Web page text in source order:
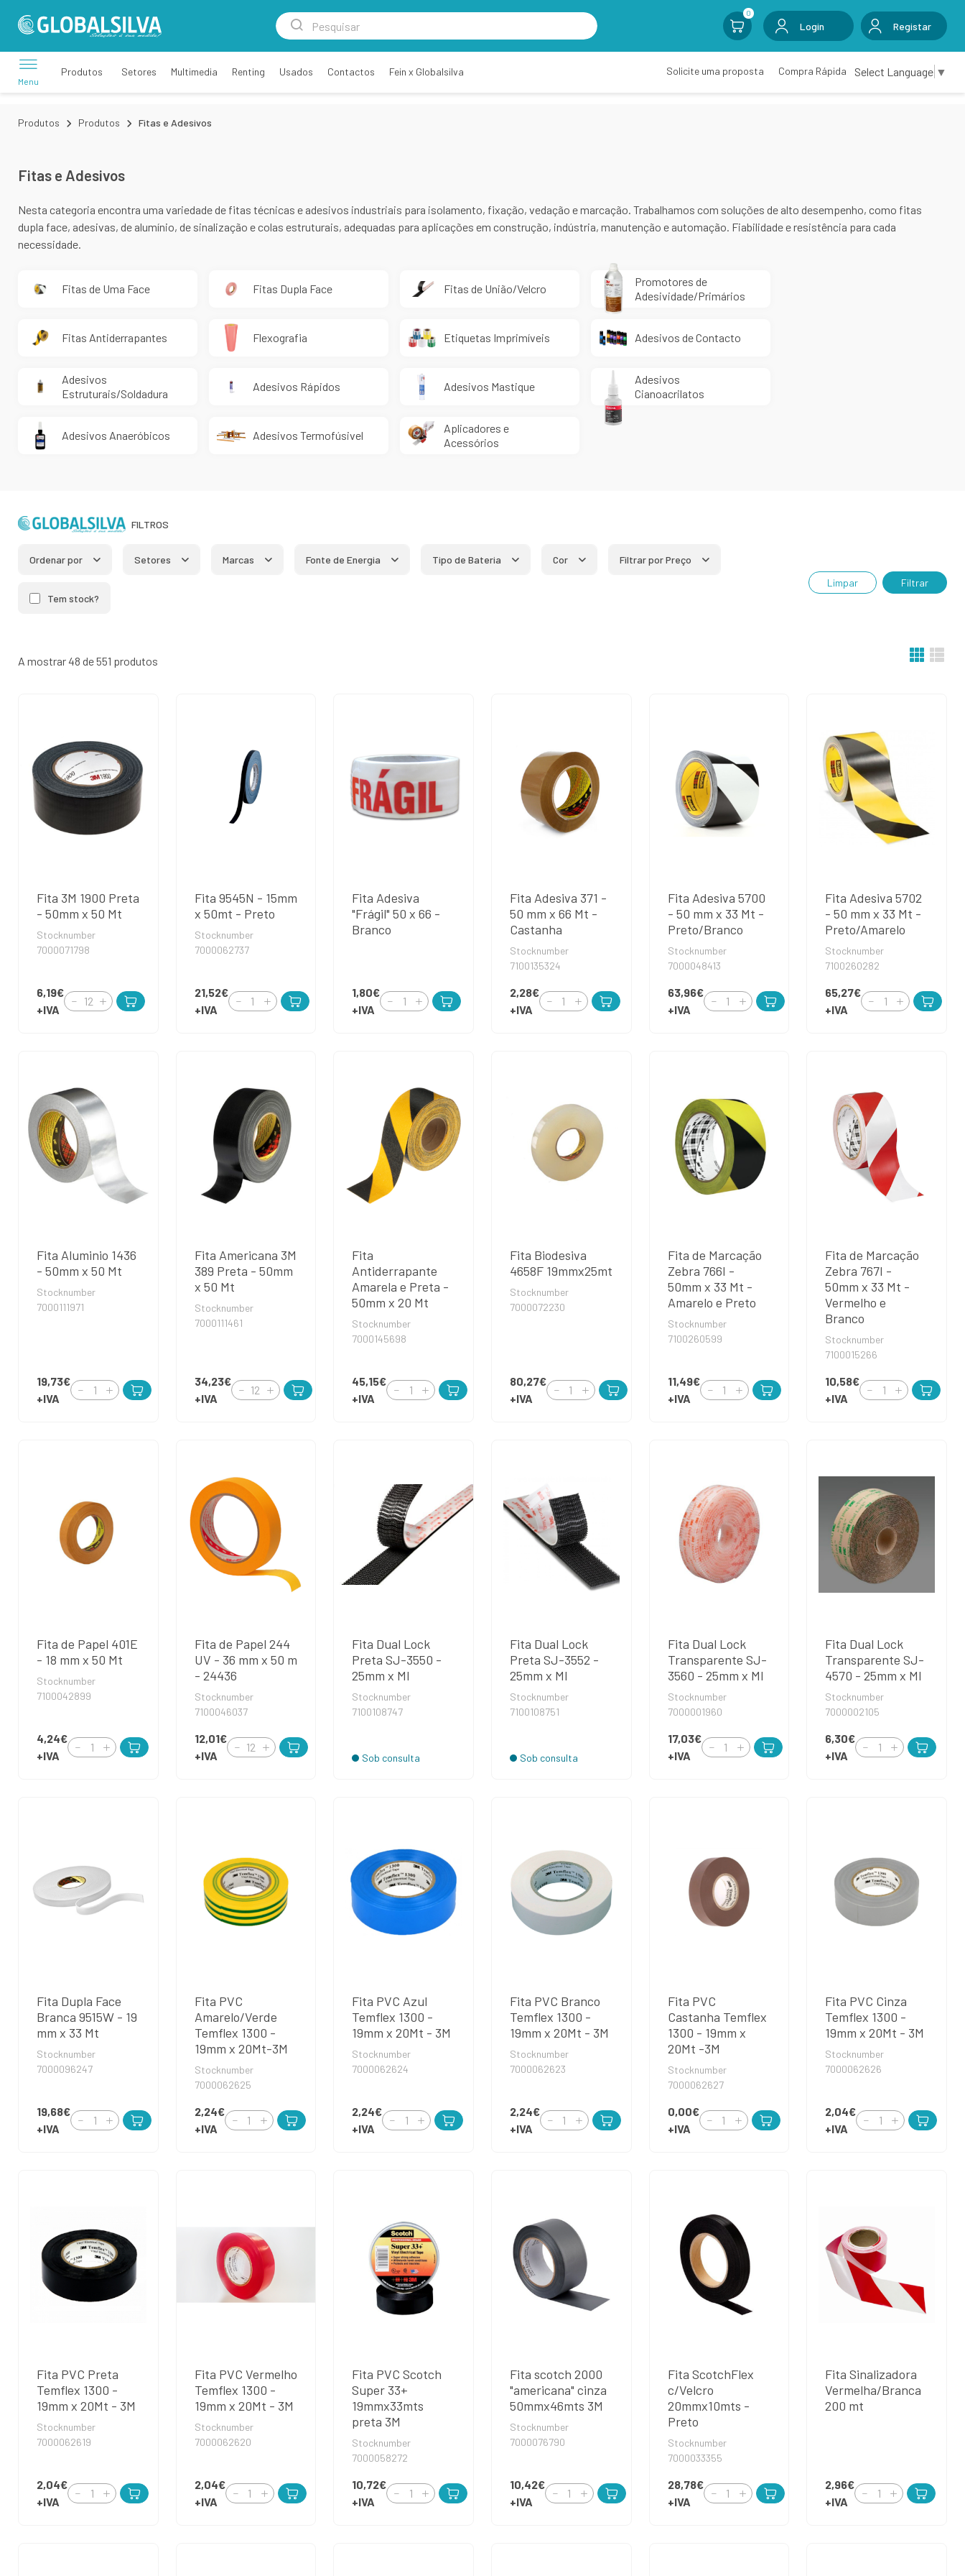
0
Login Registar
Menu
Produtos Setores Multimedia Renting Usados Contactos Fein x Globalsilva Solicite uma proposta Compra Rápida Select Language ▼
Produtos Produtos Fitas e Adesivos
Fitas e Adesivos
Nesta categoria encontra uma variedade de fitas técnicas e adesivos industriais para isolamento, fixação, vedação e marcação. Trabalhamos com soluções de alto desempenho, como fitas
dupla face, adesivas, de alumínio, de sinalização e colas estruturais, adequadas para aplicações em construção, indústria, manutenção e automação. Fiabilidade e resistência para cada
necessidade.
Fitas de Uma Face Fitas Dupla Face Fitas de União/Velcro
Promotores de
Adesividade/Primários
Fitas Antiderrapantes Flexografia Etiquetas Imprimíveis Adesivos de Contacto
Adesivos
Estruturais/Soldadura
Adesivos Rápidos Adesivos Mastique
Adesivos
Cianoacrilatos
Adesivos Anaeróbicos Adesivos Termofúsivel
Aplicadores e
Acessórios
FILTROS
Ordenar por Setores Marcas Fonte de Energia Tipo de Bateria Cor Filtrar por Preço
Tem stock?
Limpar Filtrar
A mostrar 48 de 551 produtos
Fita 3M 1900 Preta
- 50mm x 50 Mt
Stocknumber
7000071798
6,19€
+IVA
Fita 9545N - 15mm
x 50mt - Preto
Stocknumber
7000062737
21,52€
+IVA
Fita Adesiva
"Frágil" 50 x 66 -
Branco
1,80€
+IVA
Fita Adesiva 371 -
50 mm x 66 Mt -
Castanha
Stocknumber
7100135324
2,28€
+IVA
Fita Adesiva 5700
- 50 mm x 33 Mt -
Preto/Branco
Stocknumber
7000048413
63,96€
+IVA
Fita Adesiva 5702
- 50 mm x 33 Mt -
Preto/Amarelo
Stocknumber
7100260282
65,27€
+IVA
Fita Aluminio 1436
- 50mm x 50 Mt
Stocknumber
7000111971
19,73€
+IVA
Fita Americana 3M
389 Preta - 50mm
x 50 Mt
Stocknumber
7000111461
34,23€
+IVA
Fita
Antiderrapante
Amarela e Preta -
50mm x 20 Mt
Stocknumber
7000145698
45,15€
+IVA
Fita Biodesiva
4658F 19mmx25mt
Stocknumber
7000072230
80,27€
+IVA
Fita de Marcação
Zebra 766I -
50mm x 33 Mt -
Amarelo e Preto
Stocknumber
7100260599
11,49€
+IVA
Fita de Marcação
Zebra 767I -
50mm x 33 Mt -
Vermelho e
Branco
Stocknumber
7100015266
10,58€
+IVA
Fita de Papel 401E
- 18 mm x 50 Mt
Stocknumber
7100042899
4,24€
+IVA
Fita de Papel 244
UV - 36 mm x 50 m
- 24436
Stocknumber
7100046037
12,01€
+IVA
Fita Dual Lock
Preta SJ-3550 -
25mm x Ml
Stocknumber
7100108747
Sob consulta
Fita Dual Lock
Preta SJ-3552 -
25mm x Ml
Stocknumber
7100108751
Sob consulta
Fita Dual Lock
Transparente SJ-
3560 - 25mm x Ml
Stocknumber
7000001960
17,03€
+IVA
Fita Dual Lock
Transparente SJ-
4570 - 25mm x Ml
Stocknumber
7000002105
6,30€
+IVA
Fita Dupla Face
Branca 9515W - 19
mm x 33 Mt
Stocknumber
7000096247
19,68€
+IVA
Fita PVC
Amarelo/Verde
Temflex 1300 -
19mm x 20Mt-3M
Stocknumber
7000062625
2,24€
+IVA
Fita PVC Azul
Temflex 1300 -
19mm x 20Mt - 3M
Stocknumber
7000062624
2,24€
+IVA
Fita PVC Branco
Temflex 1300 -
19mm x 20Mt - 3M
Stocknumber
7000062623
2,24€
+IVA
Fita PVC
Castanha Temflex
1300 - 19mm x
20Mt -3M
Stocknumber
7000062627
0,00€
+IVA
Fita PVC Cinza
Temflex 1300 -
19mm x 20Mt - 3M
Stocknumber
7000062626
2,04€
+IVA
Fita PVC Preta
Temflex 1300 -
19mm x 20Mt - 3M
Stocknumber
7000062619
2,04€
+IVA
Fita PVC Vermelho
Temflex 1300 -
19mm x 20Mt - 3M
Stocknumber
7000062620
2,04€
+IVA
Fita PVC Scotch
Super 33+
19mmx33mts
preta 3M
Stocknumber
7000058272
10,72€
+IVA
Fita scotch 2000
"americana" cinza
50mmx46mts 3M
Stocknumber
7000076790
10,42€
+IVA
Fita ScotchFlex
c/Velcro
20mmx10mts -
Preto
Stocknumber
7000033355
28,78€
+IVA
Fita Sinalizadora
Vermelha/Branca
200 mt
2,96€
+IVA